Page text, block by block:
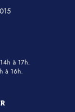
à 17h.
à 16h.